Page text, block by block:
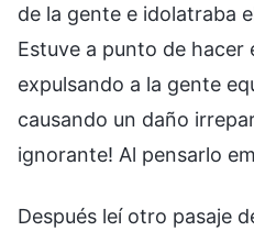
de la gente e idolatraba
Estuve a punto de hacer
expulsando a la gente
causando un daño
ignorante! Al pensarlo
Después leí otro pasaje